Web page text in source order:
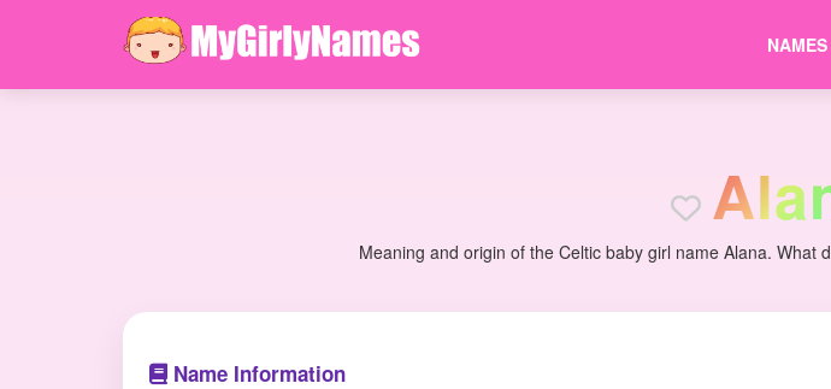
Ala
Meaning and origin of the Celtic baby girl name Alana.
Name Information